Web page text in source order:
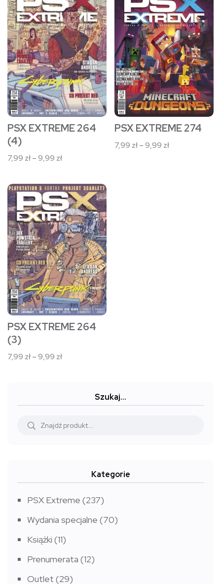
produkt
ma
wiele
wariantów.
Opcje
można
wybrać
na
stronie
produktu
PSX EXTREME 264
(4)
7,99 zł–9,99 złZakres
7,99 zł
do
9,99 zł
produkt
ma
wiele
wariantów.
Opcje
można
wybrać
na
stronie
produktu
PSX EXTREME 274
7,99 zł– 9,99 złZakres
Ten
produkt
ma
wiele
wariantów.
Opcje
można
wybrać
na
stronie
produktu
PSX EXTREME 264
(3)
7,99 zł–9,99 złZakres
do
Szukaj…
Kategorie
PSX Extreme (237)
Wydania specjalne (70)
Książki (11)
Prenumerata (12)
Outlet (29)